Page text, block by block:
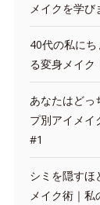
メイクを学
40代の私に
る変身メイク
あなたはどっ
プ別アイメイ
#1
シミを隠す
メイク術｜